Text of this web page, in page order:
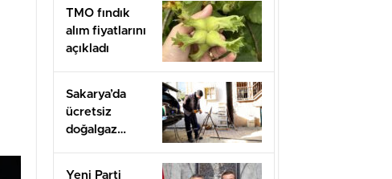
TMO fındık
alım fiyatlarını
açıkladı
Sakarya’da
ücretsiz
doğalgaz
Yeni Parti